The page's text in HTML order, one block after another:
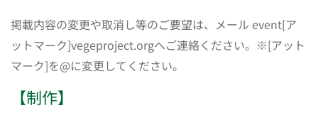
掲載内容の変更や取消し等のご要望は、メール event[ア
ットマーク]vegeproject.orgへご連絡ください。※[アット
マーク]を@に変更してください。
【制作】